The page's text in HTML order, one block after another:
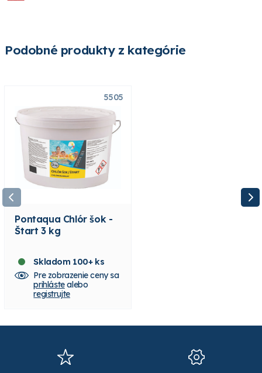
Podobné produkty z kategórie
5505
Pontaqua Chlór šok -
Štart 3 kg
Skladom 100+ ks
Pre zobrazenie ceny sa
prihlástealebo
registrujte